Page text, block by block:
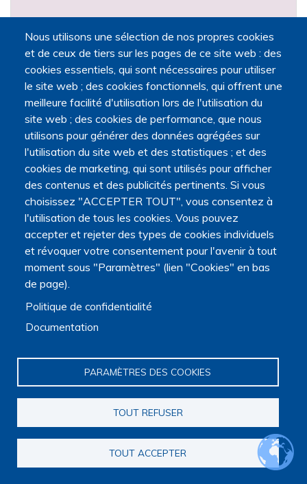
Provence-Alpes-Côte d'Azur
BOULEUC Carole
Département Interdisciplinaire de Soins de Support pour
le Patient en Oncologie
Accompagnement des patients, Accompagnement des
proches et aidants
Education thérapeutique,Questions d'éthique
pratiques professionnelles / dispositifs / outils et échelles
décisionnels,Qualité de vie,Sédation,Soins palliatifs précoces
Oncologie,Soins palliatifs
Nous utilisons une sélection de nos propres cookies
et de ceux de tiers sur les pages de ce site web : des
cookies essentiels, qui sont nécessaires pour utiliser
le site web ; des cookies fonctionnels, qui offrent une
meilleure facilité d'utilisation lors de l'utilisation du
site web ; des cookies de performance, que nous
utilisons pour générer des données agrégées sur
l'utilisation du site web et des statistiques ; et des
cookies de marketing, qui sont utilisés pour afficher
des contenus et des publicités pertinents. Si vous
choisissez "ACCEPTER TOUT", vous consentez à
l'utilisation de tous les cookies. Vous pouvez
accepter et rejeter des types de cookies individuels
et révoquer votre consentement pour l'avenir à tout
moment sous "Paramètres" (lien "Cookies" en bas
de page).
Politique de confidentialité
Documentation
PARAMÈTRES DES COOKIES
TOUT REFUSER
TOUT ACCEPTER